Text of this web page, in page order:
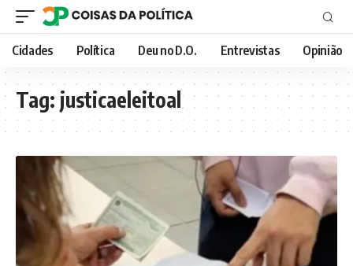
Cidades Política Deu no D.O. Entrevistas Opinião
Tag: justicaeleitoal